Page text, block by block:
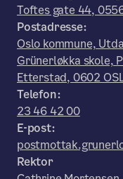
Toftes gate 44,
Postadresse:
Oslo kommune,
Grünerløkka skole,
Etterstad, 0602
Telefon:
23 46 42 00
E-post:
Rektor